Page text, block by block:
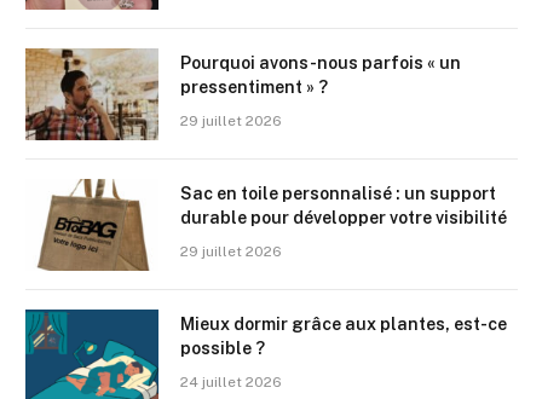
Pourquoi avons-nous parfois « un
pressentiment » ?
29 juillet 2026
Sac en toile personnalisé : un support
durable pour développer votre visibilité
29 juillet 2026
Mieux dormir grâce aux plantes, est-ce
possible ?
24 juillet 2026